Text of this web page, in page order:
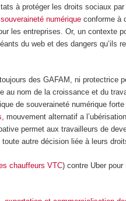
à protéger les droits sociaux par
numérique conforme à
les entreprises. Or, un contexte
du web et des dangers qu’ils
des GAFAM, ni protectrice
au nom de la croissance et du
de souveraineté numérique forte
, mouvement alternatif a
permet aux travailleurs de
autre décision liée à leurs
chauffeurs VTC) contre Uber pour